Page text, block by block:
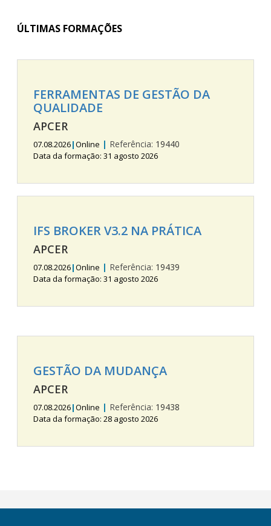
ÚLTIMAS FORMAÇÕES
FERRAMENTAS DE GESTÃO DA
QUALIDADE
APCER
07.08.2026|Online | Referência: 19440
Data da formação: 31 agosto 2026
IFS BROKER V3.2 NA PRÁTICA
APCER
07.08.2026|Online | Referência: 19439
Data da formação: 31 agosto 2026
GESTÃO DA MUDANÇA
APCER
07.08.2026|Online | Referência: 19438
Data da formação: 28 agosto 2026